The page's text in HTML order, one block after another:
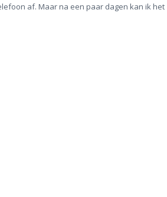
af. Maar na een paar dagen kan ik het